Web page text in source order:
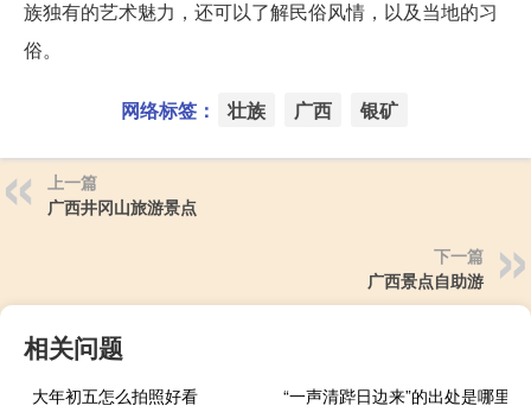
族独有的艺术魅力，还可以了解民俗风情，以及当地的习
俗。
网络标签： 壮族 广西 银矿
上一篇
广西井冈山旅游景点
下一篇
广西景点自助游
相关问题
大年初五怎么拍照好看 “一声清跸日边来”的出处是哪里